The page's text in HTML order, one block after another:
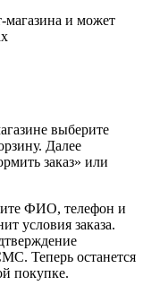
магазина и может
выберите
Далее
заказ» или
ФИО, телефон и
условия заказа.
Теперь останется
покупке.